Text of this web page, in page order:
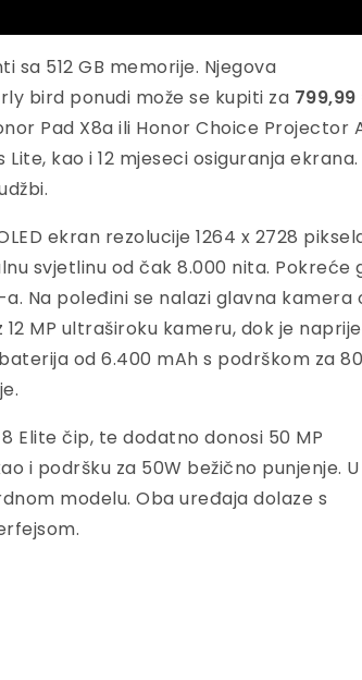
sa 512 GB memorije. Njegova
bird ponudi može se kupiti za
Pad X8a ili Honor Choice Projector
kao i 12 mjeseci osiguranja ekrana.
ekran rezolucije 1264 x 2728
svjetlinu od čak 8.000 nita. Pokreće
a. Na poleđini se nalazi glavna kamera
MP ultraširoku kameru, dok je
od 6.400 mAh s podrškom za
Elite čip, te dodatno donosi 50 MP
i podršku za 50W bežično punjenje. U
modelu. Oba uređaja dolaze s